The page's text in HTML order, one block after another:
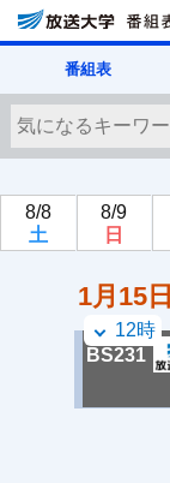
番組表
8/8
土
8/9
日
1月15日
12時
BS231